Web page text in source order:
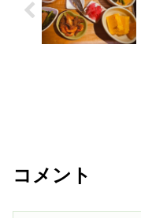
コメント